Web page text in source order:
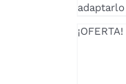
¡OFERTA!